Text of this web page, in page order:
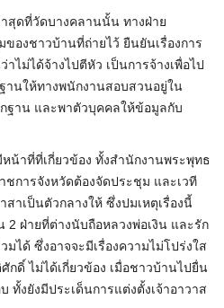
สุดที่วัดบางคลานนั้น ทางฝ่าย
องชาวบ้านที่ถ่ายไว้ ยืนยันเรื่องการ
ไม่ได้จ้างไปตีหัว เป็นการจ้างเพื่อไป
านให้ทางพนักงานสอบสวนอยู่ใน
ฐาน และพาตัวบุคคลให้ข้อมูลกับ
น้าที่ที่เกี่ยวข้อง ทั้งสำนักงานพระพุทธ
ชการจังหวัดต้องจัดประชุม และเวที
าเป็นตัวกลางให้ ซึ่งปมเหตุเรื่องนี้
2 ฝ่ายที่ต่างนับถือหลวงพ่อเงิน และรัก
ได้ ซึ่งอาจจะมีเรื่องความไม่โปร่งใส
ดิ์ ไม่ได้เกี่ยวข้อง เมื่อชาวบ้านไปยื่น
ทั้งยังมีประเด็นการแต่งตั้งเจ้าอาวาส